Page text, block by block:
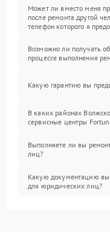
Может ли вместо меня
после ремонта другой
телефон которого я
Возможно ли получать
процессе выполнения
Какую гарантию вы
В каких районах
сервисные центры
Выполняете ли вы
лиц?
Какую документацию вы
для юридических лиц?